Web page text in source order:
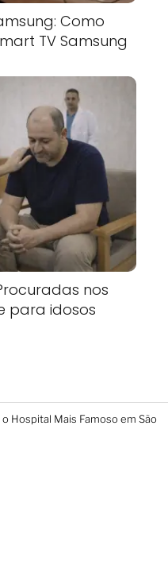
Como
TV Samsung
nos
para idosos
o Hospital Mais Famoso em São